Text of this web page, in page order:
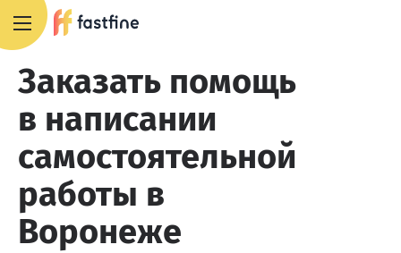
Заказать помощь
в написании
самостоятельной
работы в
Воронеже